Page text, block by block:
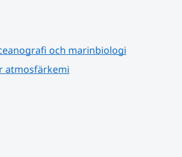
och marinbiologi
atmosfärkemi